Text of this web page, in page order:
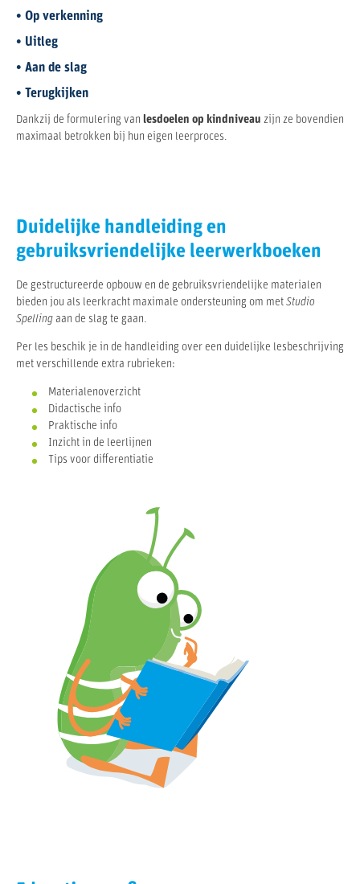
• Op verkenning
• Uitleg
• Aan de slag
• Terugkijken
Dankzij de formulering van lesdoelen op kindniveau zijn ze bovendien
maximaal betrokken bij hun eigen leerproces.
Duidelijke handleiding en
gebruiksvriendelijke leerwerkboeken
De gestructureerde opbouw en de gebruiksvriendelijke materialen
bieden jou als leerkracht maximale ondersteuning om met Studio
Spelling aan de slag te gaan.
Per les beschik je in de handleiding over een duidelijke lesbeschrijving
met verschillende extra rubrieken:
Materialenoverzicht
Didactische info
Praktische info
Inzicht in de leerlijnen
Tips voor differentiatie